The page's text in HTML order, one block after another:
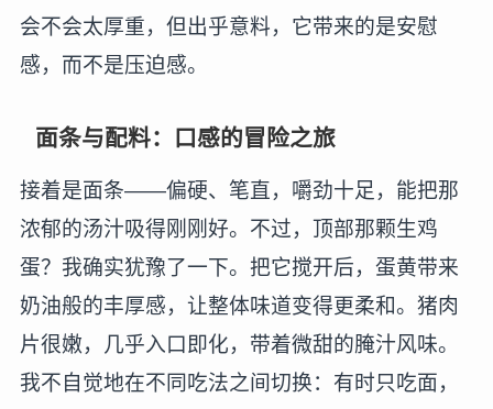
会不会太厚重，但出乎意料，它带来的是安慰
感，而不是压迫感。
面条与配料：口感的冒险之旅
接着是面条——偏硬、笔直，嚼劲十足，能把那
浓郁的汤汁吸得刚刚好。不过，顶部那颗生鸡
蛋？我确实犹豫了一下。把它搅开后，蛋黄带来
奶油般的丰厚感，让整体味道变得更柔和。猪肉
片很嫩，几乎入口即化，带着微甜的腌汁风味。
我不自觉地在不同吃法之间切换：有时只吃面，